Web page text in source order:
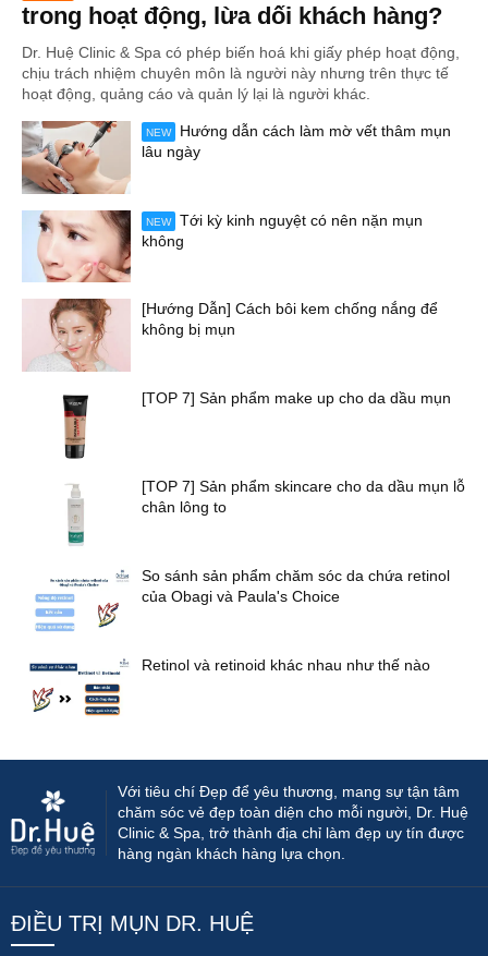
trong hoạt động, lừa dối khách hàng?
Dr. Huệ Clinic & Spa có phép biến hoá khi giấy phép hoạt động,
chịu trách nhiệm chuyên môn là người này nhưng trên thực tế
hoạt động, quảng cáo và quản lý lại là người khác.
NEW
Hướng dẫn cách làm mờ vết thâm mụn
lâu ngày
NEW
Tới kỳ kinh nguyệt có nên nặn mụn
không
[Hướng Dẫn] Cách bôi kem chống nắng để
không bị mụn
[TOP 7] Sản phẩm make up cho da dầu mụn
[TOP 7] Sản phẩm skincare cho da dầu mụn lỗ
chân lông to
So sánh sản phẩm chăm sóc da chứa retinol
của Obagi và Paula's Choice
Retinol và retinoid khác nhau như thế nào
Với tiêu chí Đẹp để yêu thương, mang sự tận tâm
chăm sóc vẻ đẹp toàn diện cho mỗi người, Dr. Huệ
Clinic & Spa, trở thành địa chỉ làm đẹp uy tín được
hàng ngàn khách hàng lựa chọn.
ĐIỀU TRỊ MỤN DR. HUỆ